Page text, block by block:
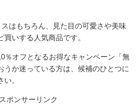
はもちろん、見た目の可愛さや美味
買いする人気商品です。
％オフとなるお得なキャンペーン 「無
うか迷っている方は、候補のひとつに
。
スポンサーリンク